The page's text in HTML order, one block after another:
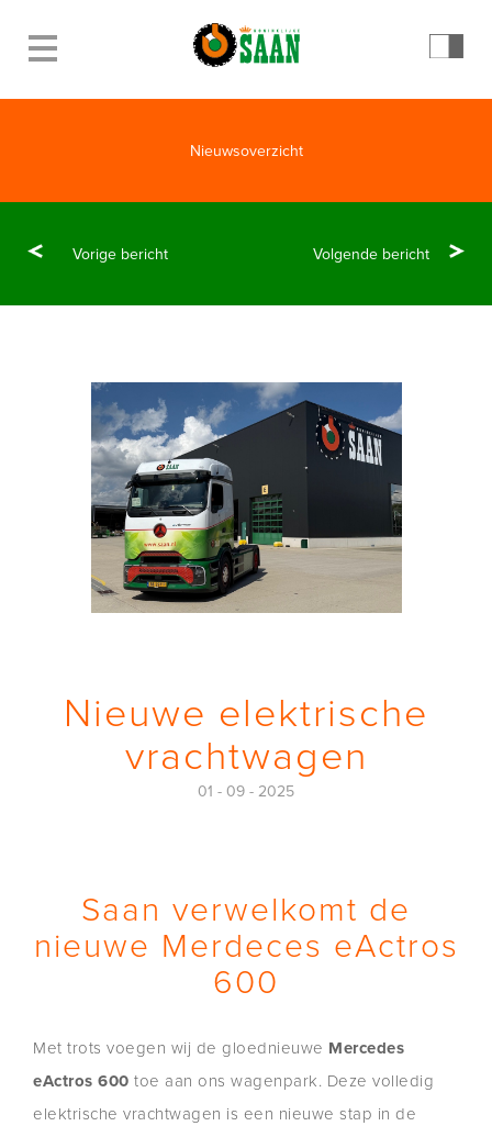
Nieuwsoverzicht
Vorige bericht Volgende bericht
Nieuwe elektrische
vrachtwagen
01 - 09 - 2025
Saan verwelkomt de
nieuwe Merdeces eActros
600
Met trots voegen wij de gloednieuwe Mercedes
eActros 600 toe aan ons wagenpark. Deze volledig
elektrische vrachtwagen is een nieuwe stap in de